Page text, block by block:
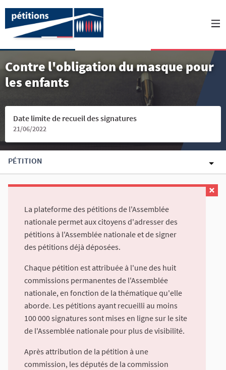
Contre l'obligation du masque pour
les enfants
Date limite de recueil des signatures
21/06/2022
PÉTITION
La plateforme des pétitions de l'Assemblée
nationale permet aux citoyens d'adresser des
pétitions à l'Assemblée nationale et de signer
des pétitions déjà déposées.
Chaque pétition est attribuée à l'une des huit
commissions permanentes de l'Assemblée
nationale, en fonction de la thématique qu'elle
aborde. Les pétitions ayant recueilli au moins
100 000 signatures sont mises en ligne sur le site
de l'Assemblée nationale pour plus de visibilité.
Après attribution de la pétition à une
commission, les députés de la commission